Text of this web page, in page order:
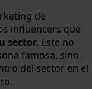
de
influencers que
sector. Este no
famosa, sino
del sector en el